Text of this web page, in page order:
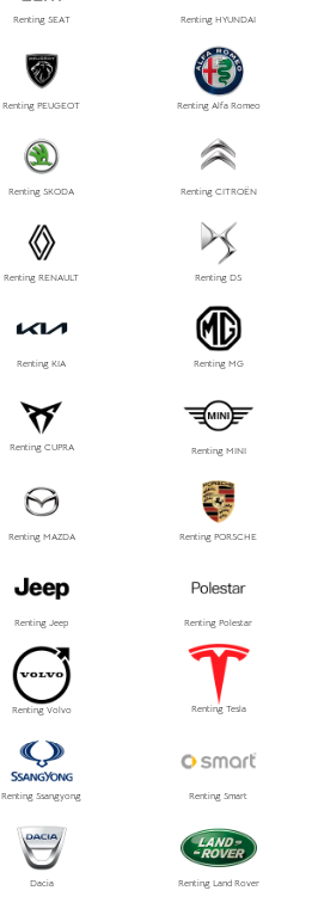
Renting SEAT Renting HYUNDAI
Renting PEUGEOT Renting Alfa Romeo
Renting SKODA Renting CITROËN
Renting RENAULT Renting DS
Renting KIA Renting MG
Renting CUPRA Renting MINI
Renting MAZDA Renting PORSCHE
Renting Jeep Renting Polestar
Renting Volvo Renting Tesla
Renting Ssangyong Renting Smart
Dacia Renting Land Rover